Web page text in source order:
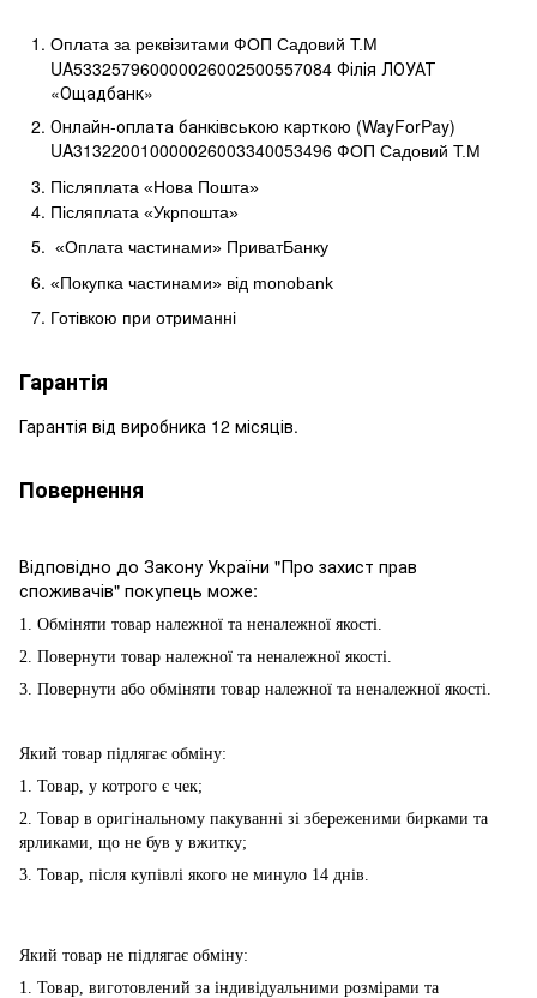
Оплата за реквізитами ФОП Садовий Т.М
UA533257960000026002500557084 Філія ЛОУАТ
«Ощадбанк»
Онлайн-оплата банківською карткою (WayForPay)
UA313220010000026003340053496 ФОП Садовий Т.М
Післяплата «Нова Пошта»
Післяплата «Укрпошта»
«Оплата частинами» ПриватБанку
«Покупка частинами» від monobank
Готівкою при отриманні
Гарантія
Гарантія від виробника 12 місяців.
Повернення
Відповідно до Закону України "Про захист прав
споживачів" покупець може:
1. Обміняти товар належної та неналежної якості.
2. Повернути товар належної та неналежної якості.
3. Повернути або обміняти товар належної та неналежної якості.
Який товар підлягає обміну:
1. Товар, у котрого є чек;
2. Товар в оригінальному пакуванні зі збереженими бирками та
ярликами, що не був у вжитку;
3. Товар, після купівлі якого не минуло 14 днів.
Який товар не підлягає обміну:
1. Товар, виготовлений за індивідуальними розмірами та